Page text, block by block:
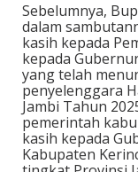
Sebelumnya,
dalam
kasih kepada
kepada
yang telah
penyelenggara
Jambi Tahun
pemerintah
kasih kepada
Kabupaten